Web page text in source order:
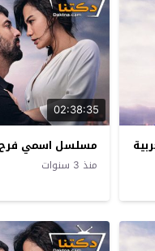
02:38:35
مسلسل اسمي فرح الحلقة 25
منذ 3 سنوات